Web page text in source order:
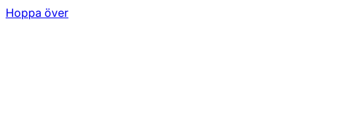
Hoppa över